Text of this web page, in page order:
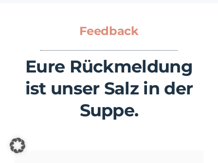
Feedback
Eure Rückmeldung
ist unser Salz in der
Suppe.